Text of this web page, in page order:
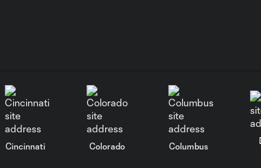
Cincinnati Colorado Columbus